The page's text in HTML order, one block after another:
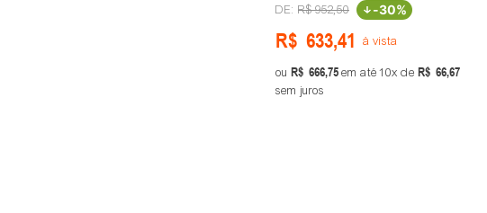
R$952,50 -30%
R$ 633,41 à vista
ou R$ 666,75em até10 de R$ 66,67
sem juros